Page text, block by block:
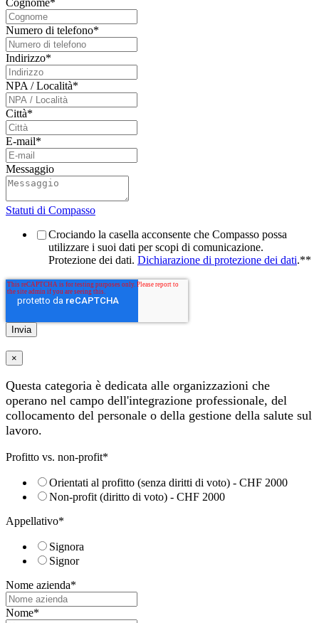
Numero di telefono*
Indirizzo*
NPA / Località*
Città*
E-mail*
Messaggio
Statuti di Compasso
Crociando la casella acconsente che Compasso possa
utilizzare i suoi dati per scopi di comunicazione.
Protezione dei dati. Dichiarazione di protezione dei dati.**
×
Questa categoria è dedicata alle organizzazioni che
operano nel campo dell'integrazione professionale, del
collocamento del personale o della gestione della salute sul
lavoro.
Profitto vs. non-profit*
Orientati al profitto (senza diritti di voto) - CHF 2000
Non-profit (diritto di voto) - CHF 2000
Appellativo*
Signora
Signor
Nome azienda*
Nome*